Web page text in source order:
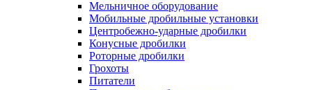
Мельничное оборудование
Мобильные дробильные установки
Центробежно-ударные дробилки
Конусные дробилки
Роторные дробилки
Грохоты
Питатели